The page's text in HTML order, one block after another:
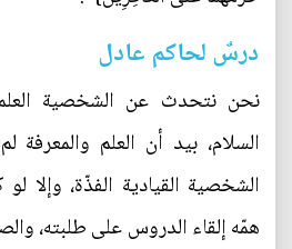
درسٌ لحاكم عادل
نحن نتحدث عن الشخصية
السلام، بيد أن العلم
الشخصية القيادية الفذّة، وإلا
همّه إلقاء الدروس على طلبته،